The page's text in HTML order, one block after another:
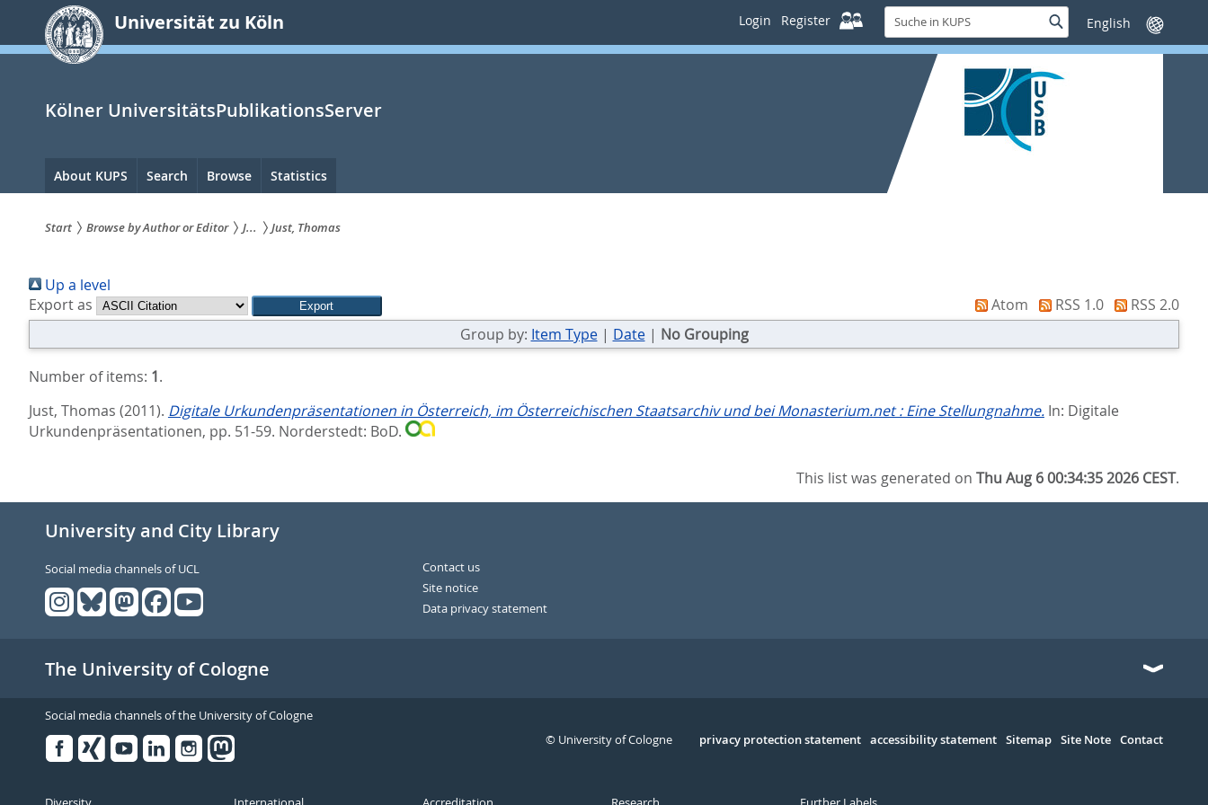
springen
Universität zu Köln Login Register
Suche
in
KUPS
SucheSprache
wechseln
Kölner UniversitätsPublikationsServer
Hauptnavigation
About KUPS Search Browse Statistics
sind
hier:
Start Browse by Author or Editor J... Just, Thomas
Up a level
Export as
Atom RSS 1.0
RSS 2.0
Group by: Item Type| Date| No Grouping
Number of items: 1.
Just, Thomas (2011). Digitale Urkundenpräsentationen in Österreich, im Österreichischen Staatsarchiv und bei Monasterium.net : Eine Stellungnahme. In: Digitale
Urkundenpräsen­tationen, pp. 51-59. Norderstedt: BoD.
This list was generated onThu Aug 6 00:34:35 2026 CEST.
University and City Library
Social media channels of UCL
Contact us
Site notice
Data privacy statement
The University of Cologne
Social media channels of the University of Cologne
Serivce
privacy protection statement accessibility statement Sitemap Site Note Contact
© University of Cologne